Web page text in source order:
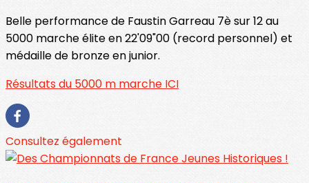
Belle performance de Faustin Garreau 7è sur 12 au
5000 marche élite en 22'09"00 (record personnel) et
médaille de bronze en junior.
Résultats du 5000 m marche ICI
Consultez également